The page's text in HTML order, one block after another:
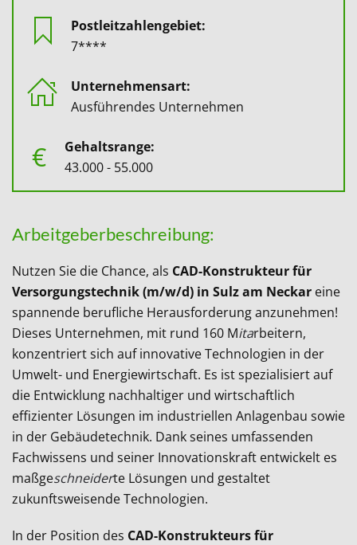
Postleitzahlengebiet:
7****
Unternehmensart:
Ausführendes Unternehmen
€
Gehaltsrange:
43.000 - 55.000
Arbeitgeberbeschreibung:
Nutzen Sie die Chance, als CAD-Konstrukteur für
Versorgungstechnik (m/w/d) in Sulz am Neckar eine
spannende berufliche Herausforderung anzunehmen!
Dieses Unternehmen, mit rund 160 Mitarbeitern,
konzentriert sich auf innovative Technologien in der
Umwelt- und Energiewirtschaft. Es ist spezialisiert auf
die Entwicklung nachhaltiger und wirtschaftlich
effizienter Lösungen im industriellen Anlagenbau sowie
in der Gebäudetechnik. Dank seines umfassenden
Fachwissens und seiner Innovationskraft entwickelt es
maßgeschneiderte Lösungen und gestaltet
zukunftsweisende Technologien.
In der Position des CAD-Konstrukteurs für